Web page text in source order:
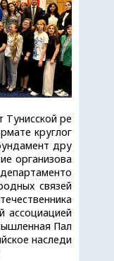
Тунисской ре
круглог
дру
организова
связей
ассоциацией
Пал
наследи